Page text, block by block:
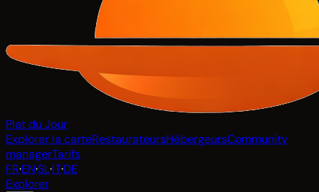
Plat du Jour
Explorer la carteRestaurateursHébergeursCommunity
managerTarifs
FR·EN·SL·IT·DE
Explorer